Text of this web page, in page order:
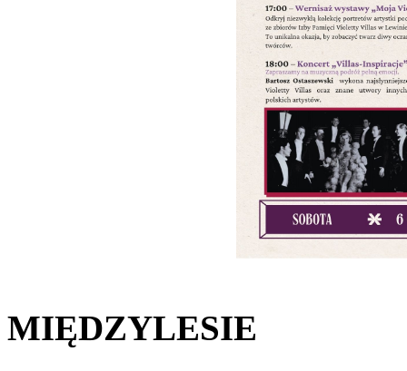
MIĘDZYLESIE